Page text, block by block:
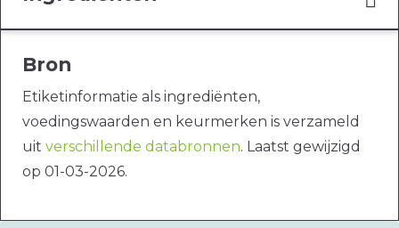
Bron
Etiketinformatie als ingrediënten,
voedingswaarden en keurmerken is verzameld
uit verschillende databronnen. Laatst gewijzigd
op 01-03-2026.